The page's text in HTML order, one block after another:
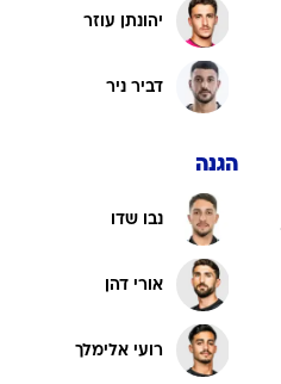
ענפים נוספים
לוח שידורים
החידה של ספורט1
ארכיון מדורים
רץ על הקווים
סוגרים שנה
יהונתן עוזר
דביר ניר
הגנה
נבו שדו
אורי דהן
רועי אלימלך